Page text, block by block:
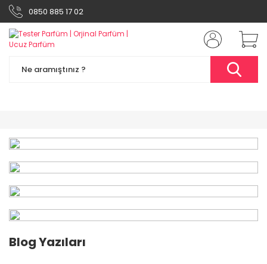
0850 885 17 02
Blog Yazıları